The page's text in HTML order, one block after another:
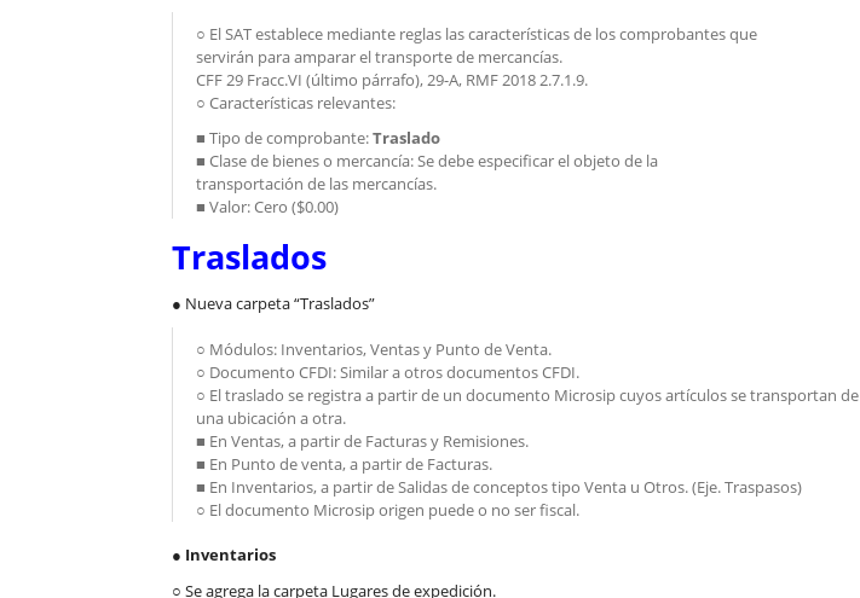
○ El SAT establece mediante reglas las características de los comprobantes que
servirán para amparar el transporte de mercancías.
CFF 29 Fracc.VI (último párrafo), 29-A, RMF 2018 2.7.1.9.
○ Características relevantes:
■ Tipo de comprobante:Traslado
■ Clase de bienes o mercancía: Se debe especificar el objeto de la
transportación de las mercancías.
■ Valor: Cero ($0.00)
Traslados
● Nueva carpeta “Traslados”
○ Módulos: Inventarios, Ventas y Punto de Venta.
○ Documento CFDI: Similar a otros documentos CFDI.
○ El traslado se registra a partir de un documento Microsip cuyos artículos se transportan de
una ubicación a otra.
■ En Ventas, a partir de Facturas y Remisiones.
■ En Punto de venta, a partir de Facturas.
■ En Inventarios, a partir de Salidas de conceptos tipo Venta u Otros. (Eje. Traspasos)
○ El documento Microsip origen puede o no ser fiscal.
● Inventarios
○ Se agrega la carpeta Lugares de expedición.